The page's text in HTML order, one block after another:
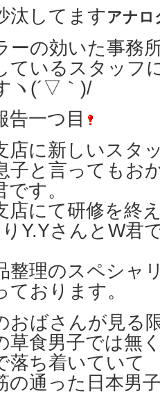
汰してますアナ
ーの効いた事務
ているスタッフ
ヽ(´▽｀)/
告一つ目
店に新しいスタ
子と言ってもお
です。
店にて研修を終
Y.YさんとW君
整理のスペシャ
ております。
おばさんが見る
草食男子では無
落ち着いていて
の通った日本男